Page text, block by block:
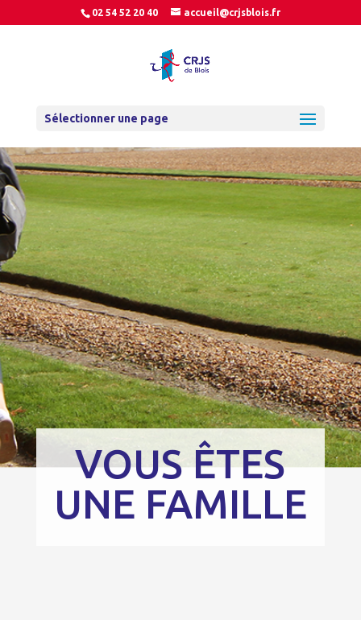
02 54 52 20 40 accueil@crjsblois.fr
Sélectionner une page
VOUS ÊTES
UNE FAMILLE